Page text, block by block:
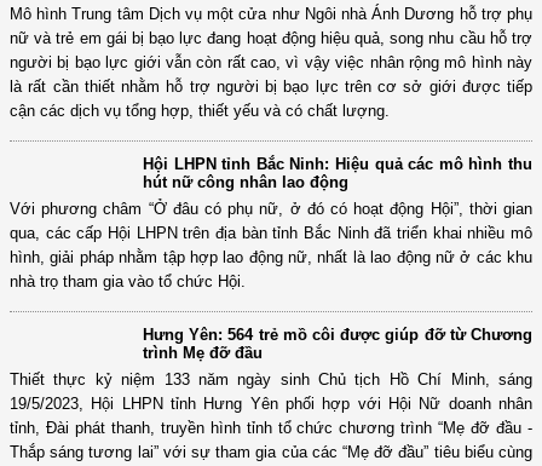
Tìm giải pháp nhân rộng mô hình một cửa hỗ trợ
phụ nữ và trẻ em gái bị bạo lực
Mô hình Trung tâm Dịch vụ một cửa như Ngôi nhà Ánh Dương hỗ trợ phụ
nữ và trẻ em gái bị bạo lực đang hoạt động hiệu quả, song nhu cầu hỗ trợ
là rất cần thiết nhằm hỗ trợ người bị bạo lực trên cơ sở giới được tiếp
cận các dịch vụ tổng hợp, thiết yếu và có chất lượng.
Hội LHPN tỉnh Bắc Ninh: Hiệu quả các mô hình thu
hút nữ công nhân lao động
Với phương châm “Ở đâu có phụ nữ, ở đó có hoạt động Hội”, thời gian
hình, giải pháp nhằm tập hợp lao động nữ, nhất là lao động nữ ở các khu
nhà trọ tham gia vào tổ chức Hội.
Hưng Yên: 564 trẻ mồ côi được giúp đỡ từ Chương
trình Mẹ đỡ đầu
Thiết thực kỷ niệm 133 năm ngày sinh Chủ tịch Hồ Chí Minh, sáng